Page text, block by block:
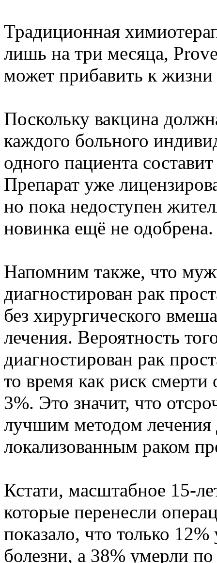
Традиционная
лишь на три месяца,
может прибавить к
Поскольку вакцина
каждого больного
одного пациента
Препарат уже
но пока недоступен
новинка ещё не одобрена.
Напомним также, что
диагностирован рак
без хирургического
лечения. Вероятность
диагностирован рак
то время как риск смерти
3%. Это значит, что
лучшим методом лечения
локализованным раком
Кстати, масштабное 15-
которые перенесли
показало, что только
болезни, а 38% умерли